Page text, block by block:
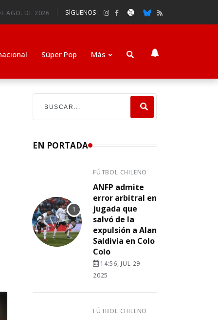
AGO. DE 2026 SÍGUENOS:
Súper Pop Más
EN PORTADA
FÚTBOL CHILENO
ANFP admite
error arbitral en
jugada que
salvó de la
expulsión a Alan
Saldivia en Colo
Colo
14:56, JUL 29
2025
FÚTBOL CHILENO